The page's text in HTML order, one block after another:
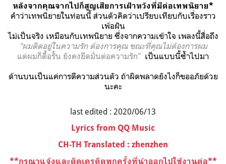
หลังจากคุณจากไปก็สูญเสียการเฝ้าหวังที่มีต่อเทพนิยาย*
คำว่าเทพนิยายในท่อนนี้ ส่วนตัวคิดว่าเปรียบเทียบกับเรื่องราว
เพ้อฝัน
ไม่เป็นจริง เหมือนกับเทพนิยาย ซึ่งจากความเข้าใจ เพลงนี้สื่อถึง
"ผมติดอยู่ในความรัก ต้องการคุณ ขณะที่คุณไม่ต้องการผม
แต่ผมก็ดื้อรั้น ยังคงยึดมั่นต่อความรัก" เป็นแบบนี้ซ้ำไปมา
ด้านบนเป็นแค่การตีความส่วนตัว ถ้าผิดพลาดยังไงก็ขออภัยด้วย
นะคะ
last edited : 2020/06/13
Lyrics from QQ Music
CH-TH Translated : zhenzhen
**กรุณาแจ้งและติดเครดิตทุกครั้งที่นำออกไปใช้งานต่อ**